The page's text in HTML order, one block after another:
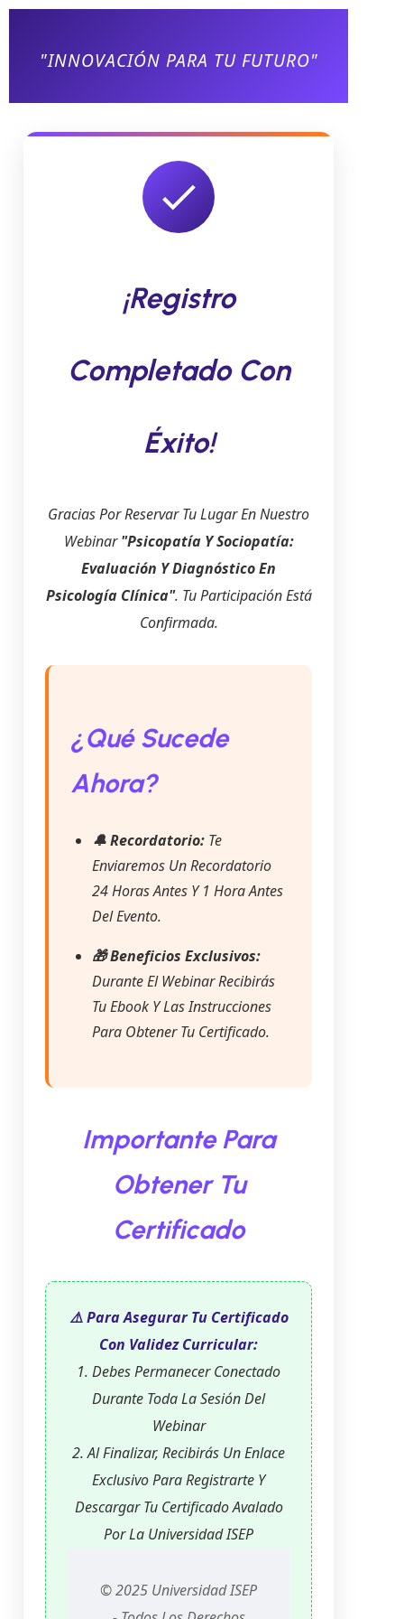
"INNOVACIÓN PARA TU FUTURO"
¡Registro
Completado Con
Éxito!
Gracias Por Reservar Tu Lugar En Nuestro
Webinar"Psicopatía Y Sociopatía:
Evaluación Y Diagnóstico En
Psicología Clínica". Tu Participación Está
Confirmada.
¿Qué Sucede
Ahora?
🔔 Recordatorio: Te
Enviaremos Un Recordatorio
24 Horas Antes Y 1 Hora Antes
Del Evento.
🎁 Beneficios Exclusivos:
Durante El Webinar Recibirás
Tu Ebook Y Las Instrucciones
Para Obtener Tu Certificado.
Importante Para
Obtener Tu
Certificado
⚠️ Para Asegurar Tu Certificado
Con Validez Curricular:
1. Debes Permanecer Conectado
Durante Toda La Sesión Del
Webinar
2. Al Finalizar, Recibirás Un Enlace
Exclusivo Para Registrarte Y
Descargar Tu Certificado Avalado
Por La Universidad ISEP
© 2025 Universidad ISEP